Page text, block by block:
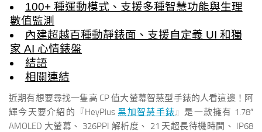
100+ 種運動模式、支援多種智慧功能與生理
數值監測
內建超越百種動靜錶面、支援自定義 UI 和獨
家 AI 心情錶盤
結語
相關連結
近期有想要尋找一隻高 CP 值大螢幕智慧型手錶的人看這邊！阿
輝今天要介紹的『HeyPlus黑加智慧手錶』是一款擁有 1.78″
AMOLED 大螢幕、 326PPI 解析度、 21 天超長待機時間、 IP68